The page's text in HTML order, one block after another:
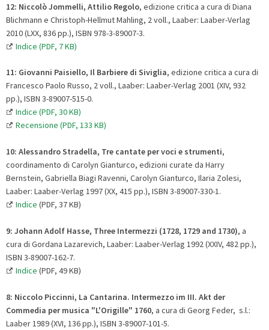
12: Niccolò Jommelli, Attilio Regolo, edizione critica a cura di Diana
Blichmann e Christoph-Hellmut Mahling, 2 voll., Laaber: Laaber-Verlag
2010 (LXX, 836 pp.), ISBN 978-3-89007-3.
Indice (PDF, 7 KB)
11: Giovanni Paisiello, Il Barbiere di Siviglia, edizione critica a cura di
Francesco Paolo Russo, 2 voll., Laaber: Laaber-Verlag 2001 (XIV, 932
pp.), ISBN 3-89007-515-0.
Indice (PDF, 30 KB)
Recensione (PDF, 133 KB)
10: Alessandro Stradella, Tre cantate per voci e strumenti,
coordinamento di Carolyn Gianturco, edizioni curate da Harry
Bernstein, Gabriella Biagi Ravenni, Carolyn Gianturco, Ilaria Zolesi,
Laaber: Laaber-Verlag 1997 (XX, 415 pp.), ISBN 3-89007-330-1.
Indice (PDF, 37 KB)
9: Johann Adolf Hasse, Three Intermezzi (1728, 1729 and 1730), a
cura di Gordana Lazarevich, Laaber: Laaber-Verlag 1992 (XXIV, 482 pp.),
ISBN 3-89007-162-7.
Indice (PDF, 49 KB)
8: Niccolo Piccinni, La Cantarina. Intermezzo im III. Akt der
Commedia per musica "L'Origille" 1760, a cura di Georg Feder, s.l.:
Laaber 1989 (XVI, 136 pp.), ISBN 3-89007-101-5.